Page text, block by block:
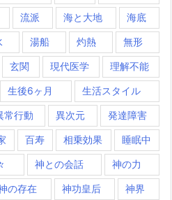
流派 海と大地 海底
湯船 灼熱 無形
玄関 現代医学 理解不能
生後6ヶ月 生活スタイル
常行動 異次元 発達障害
百寿 相乗効果 睡眠中
神との会話 神の力
の存在 神功皇后 神界